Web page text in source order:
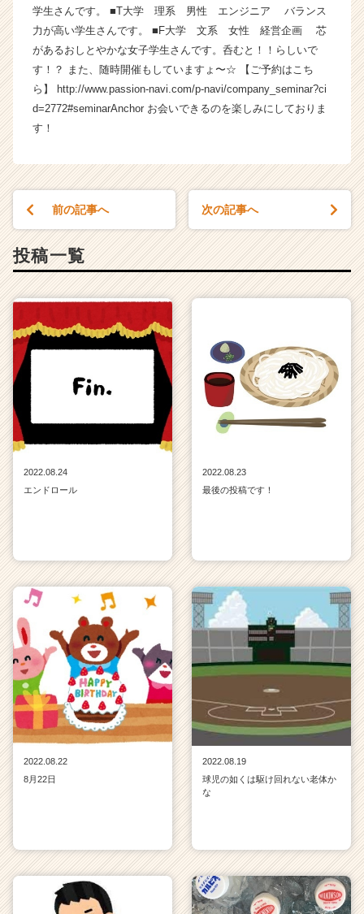
企
業
か
ら
ス
カ
ウ
届
サ
ア
ャ
リ
学生さんです。 ■T大学 理系 男性 エンジニア バランス
力が高い学生さんです。 ■F大学 文系 女性 経営企画 芯
があるおしとやかな女子学生さんです。呑むと！！らしいで
す！？ また、随時開催もしていますょ〜☆ 【ご予約はこち
ら】 http://www.passion-navi.com/p-navi/company_seminar?ci
d=2772#seminarAnchor お会いできるのを楽しみにしておりま
す！
前の記事へ 次の記事へ
投稿一覧
2022.08.24
エンドロール
2022.08.23
最後の投稿です！
2022.08.22
8月22日
2022.08.19
球児の如くは駆け回れない老体か
な